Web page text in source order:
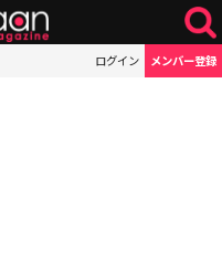
ログイン メンバー登録